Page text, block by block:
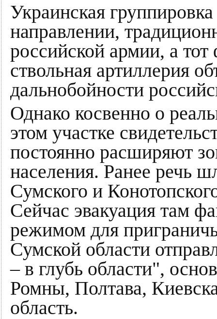
Украинская
направлении,
российской армии, а тот
ствольная артиллерия
дальнобойности
Однако косвенно о
этом участке
постоянно расширяют
населения. Ранее речь
Сумского и
Сейчас эвакуация там
режимом для
Сумской области
– в глубь области",
Ромны, Полтава,
область.